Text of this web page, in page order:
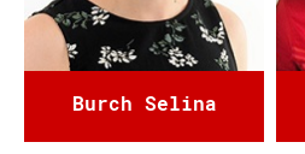
Burch Selina